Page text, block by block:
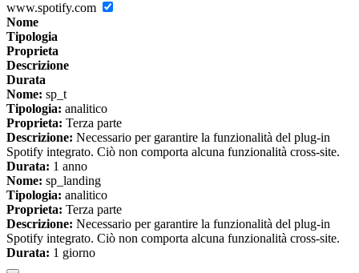
www.spotify.com
Nome
Tipologia
Proprieta
Descrizione
Durata
Nome: sp_t
Tipologia: analitico
Proprieta: Terza parte
Descrizione: Necessario per garantire la funzionalità del plug-in
Spotify integrato. Ciò non comporta alcuna funzionalità cross-site.
Durata: 1 anno
Nome: sp_landing
Tipologia: analitico
Proprieta: Terza parte
Descrizione: Necessario per garantire la funzionalità del plug-in
Spotify integrato. Ciò non comporta alcuna funzionalità cross-site.
Durata: 1 giorno